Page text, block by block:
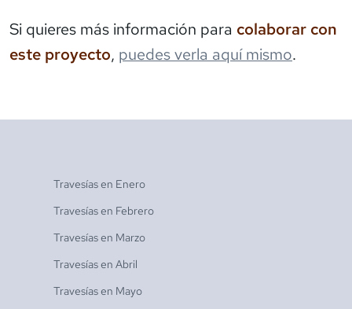
Si quieres más información para colaborar con
este proyecto, puedes verla aquí mismo.
Travesías en Enero
Travesías en Febrero
Travesías en Marzo
Travesías en Abril
Travesías en Mayo